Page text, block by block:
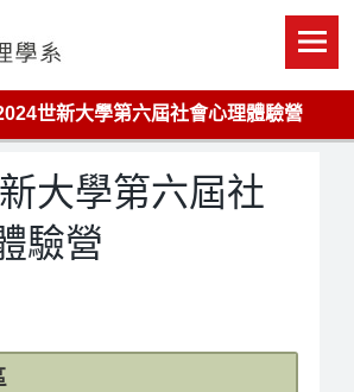
世新大學第六屆社會心理體驗營
大學第六屆社
驗營